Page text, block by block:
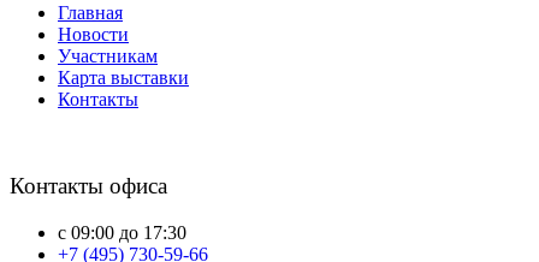
Главная
Новости
Участникам
Карта выставки
Контакты
Контакты офиса
с 09:00 до 17:30
+7 (495) 730-59-66